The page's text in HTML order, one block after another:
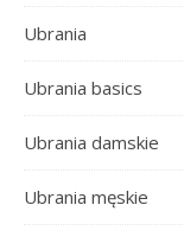
Ubrania
Ubrania basics
Ubrania damskie
Ubrania męskie